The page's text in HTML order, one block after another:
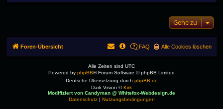
Gehe zu
Foren-Übersicht Alle Cookies löschen
FAQ
Alle Zeiten sind UTC
Powered by phpBB® Forum Software © phpBB Limited
Deutsche Übersetzung durch phpBB.de
Dark Vision © Kirk
Modifiziert von Candyman @ Whitefox-Webdesign.de
Datenschutz| Nutzungsbedingungen